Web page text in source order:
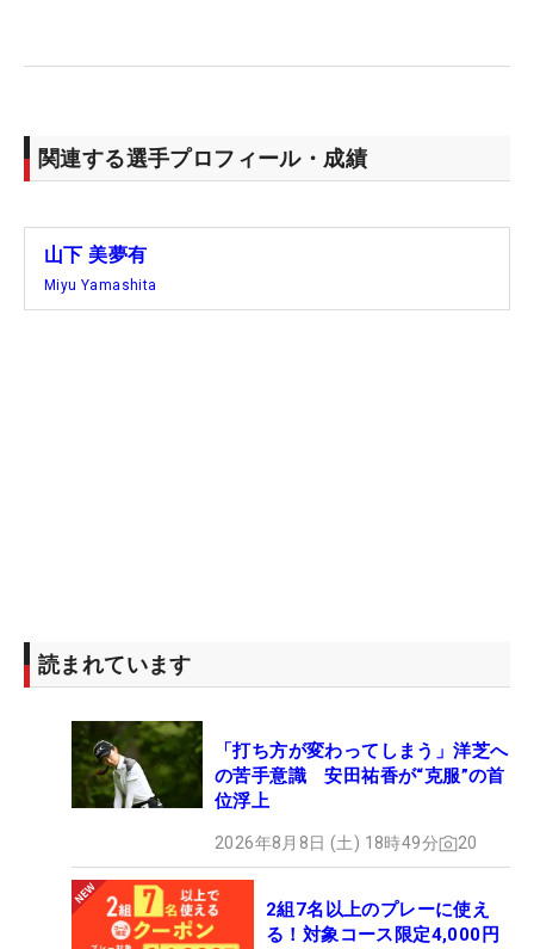
【山下美夢有の初戦セッティング】
3,5W：スリクソン ZX MkII（藤倉コンポジット スピ
4,5UT：スリクソン ZX MkII（22,25°/藤倉コンポジ
ット ベンタスブルーHY 7S）
6I～PW：スリクソン ZXi7（トゥルーテンパー
関連する選手プロフィール・成績
山下 美夢有
Miyu Yamashita
読まれています
「打ち方が変わってしまう」洋芝へ
の苦手意識 安田祐香が“克服”の首
位浮上
2026年8月8日 (土) 18時49分 20
2組7名以上のプレーに使え
る！対象コース限定4,000円